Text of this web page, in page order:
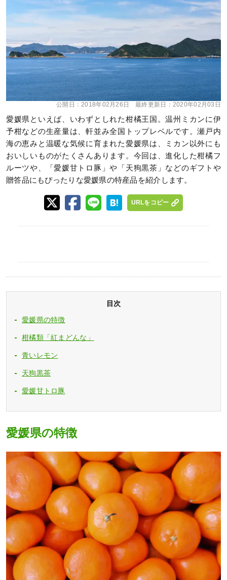
公開日：2018年02月26日 最終更新日： 2020年02月03日
愛媛県といえば、いわずとしれた柑橘王国。温州ミカンに伊
予柑などの生産量は、軒並み全国トップレベルです。瀬戸内
海の恵みと温暖な気候に育まれた愛媛県は、ミカン以外にも
おいしいものがたくさんあります。今回は、進化した柑橘フ
ルーツや、「愛媛甘トロ豚」や「天狗黒茶」などのギフトや
贈答品にもぴったりな愛媛県の特産品を紹介します。
URLをコピー
目次
愛媛県の特徴
柑橘類「紅まどんな」
青いレモン
天狗黒茶
愛媛甘トロ豚
愛媛県の特徴